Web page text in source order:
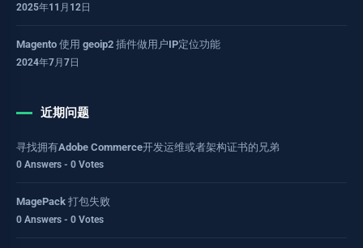
2025年11月12日
Magento 使用 geoip2 插件做用户IP定位功能
2024年7月7日
近期问题
寻找拥有Adobe Commerce开发运维或者架构证书的兄弟
0 Answers - 0 Votes
MagePack 打包失败
0 Answers - 0 Votes